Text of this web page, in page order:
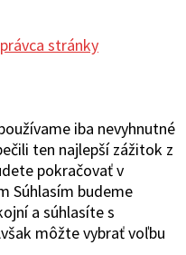
stránky
iba nevyhnutné
ten najlepší zážitok z
pokračovať v
Súhlasím budeme
a súhlasíte s
môžte vybrať voľbu